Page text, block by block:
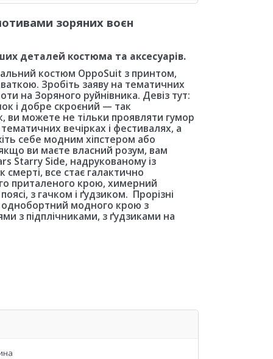
зоряних воєн
деталей костюма та аксесуарів.
костюм OppoSuit з принтом,
Зробіть заяву на тематичних
на Зоряного руйнівника. Девіз тут:
і добре скроєний — так
ви можете не тільки проявляти гумор
вечірках і фестивалях, а
себе модним хіпстером або
ви маєте власний розум, вам
Starry Side, надрукованому із
все стає галактично
приталеного крою, химерний
з гачком і ґудзиком. Прорізні
однобортний модного крою з
з підплічниками, з ґудзиками на